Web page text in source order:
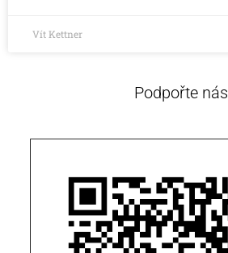
Vít Kettner
Podpořte nás